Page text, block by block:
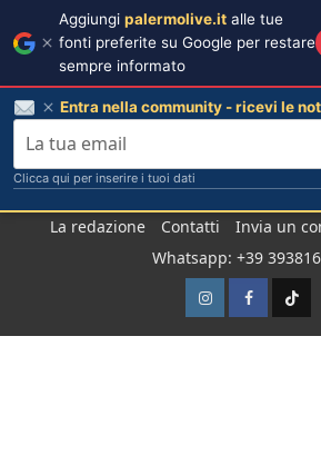
La redazione Contatti
Invia un
Whatsapp: +39
InstagramFacebook
Aggiungi palermolive.it alle tue
fonti preferite su Google per restare
sempre informato
Entra nella community - ricevi le
Clicca qui per inserire i tuoi dati